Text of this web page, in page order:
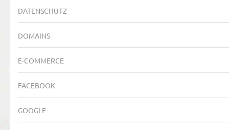
DATENSCHUTZ
DOMAINS
E-COMMERCE
FACEBOOK
GOOGLE